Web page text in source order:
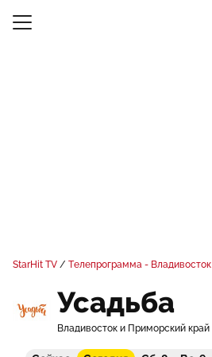
StarHit TV Телепрограмма - Владивосток
Усадьба
Владивосток и Приморский край